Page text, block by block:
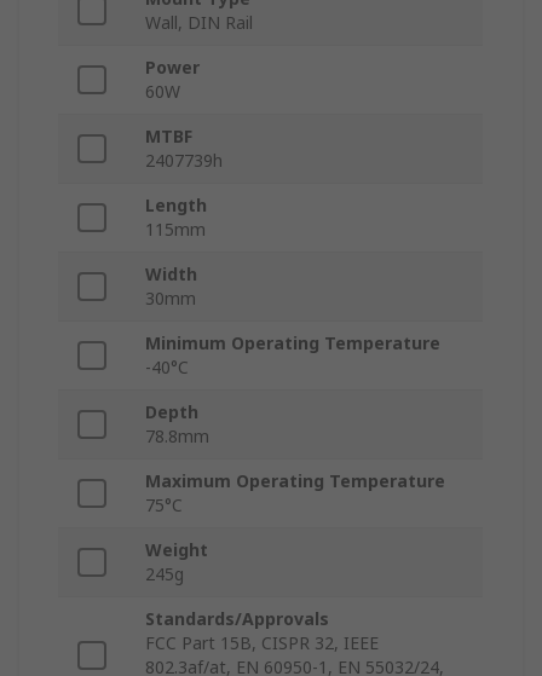
Wall, DIN Rail
Power
60W
MTBF
2407739h
Length
115mm
Width
30mm
Minimum Operating Temperature
-40°C
Depth
78.8mm
Maximum Operating Temperature
75°C
Weight
245g
Standards/Approvals
FCC Part 15B, CISPR 32, IEEE
802.3af/at, EN 60950-1, EN 55032/24,